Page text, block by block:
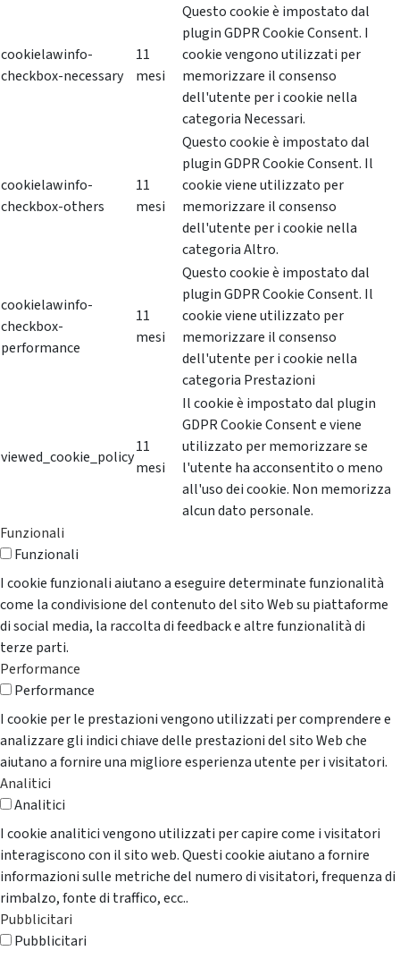
cookielawinfo-
checkbox-necessary
11
mesi
Questo cookie è impostato dal
plugin GDPR Cookie Consent. I
cookie vengono utilizzati per
memorizzare il consenso
dell'utente per i cookie nella
categoria Necessari.
cookielawinfo-
checkbox-others
11
mesi
Questo cookie è impostato dal
plugin GDPR Cookie Consent. Il
cookie viene utilizzato per
memorizzare il consenso
dell'utente per i cookie nella
categoria Altro.
cookielawinfo-
checkbox-
performance
11
mesi
Questo cookie è impostato dal
plugin GDPR Cookie Consent. Il
cookie viene utilizzato per
memorizzare il consenso
dell'utente per i cookie nella
categoria Prestazioni
viewed_cookie_policy
11
mesi
Il cookie è impostato dal plugin
GDPR Cookie Consent e viene
utilizzato per memorizzare se
l'utente ha acconsentito o meno
all'uso dei cookie. Non memorizza
alcun dato personale.
Funzionali
Funzionali
I cookie funzionali aiutano a eseguire determinate funzionalità
come la condivisione del contenuto del sito Web su piattaforme
di social media, la raccolta di feedback e altre funzionalità di
terze parti.
Performance
Performance
I cookie per le prestazioni vengono utilizzati per comprendere e
analizzare gli indici chiave delle prestazioni del sito Web che
aiutano a fornire una migliore esperienza utente per i visitatori.
Analitici
Analitici
I cookie analitici vengono utilizzati per capire come i visitatori
interagiscono con il sito web. Questi cookie aiutano a fornire
informazioni sulle metriche del numero di visitatori, frequenza di
rimbalzo, fonte di traffico, ecc..
Pubblicitari
Pubblicitari